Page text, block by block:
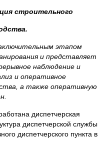
строительного
этапом
и представляет
наблюдение и
и оперативное
а также оперативную
диспетчерская
диспетчерской службы
диспетчерского пункта в